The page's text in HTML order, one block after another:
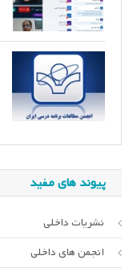
پیوند های مفید
نشریات داخلی
انجمن های داخلی